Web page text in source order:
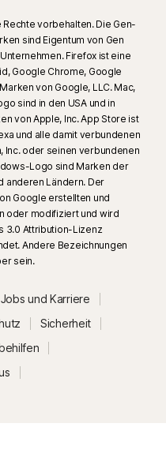
vorbehalten. Die Gen-
sind Eigentum von Gen
Firefox ist eine
Google Chrome, Google
von Google, LLC. Mac,
sind in den USA und in
von Apple, Inc. App Store ist
und alle damit verbundenen
Inc. oder seinen verbundenen
Logo sind Marken der
anderen Ländern. Der
Google erstellten und
oder modifiziert und wird
3.0 Attribution-Lizenz
Andere Bezeichnungen
sein.
Jobs und Karriere
Sicherheit